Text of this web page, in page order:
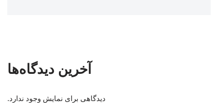
آخرین دیدگاه‌ها
دیدگاهی برای نمایش وجود ندارد.